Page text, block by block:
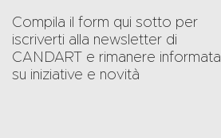
Compila il form qui sotto per
iscriverti alla newsletter di
CANDART e rimanere informata
su iniziative e novità